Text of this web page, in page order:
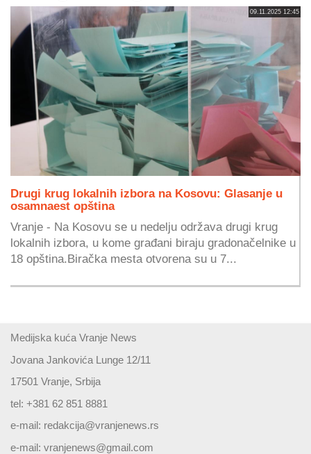
09.11.2025 12:45
Drugi krug lokalnih izbora na Kosovu: Glasanje u
osamnaest opština
Vranje - Na Kosovu se u nedelju održava drugi krug
lokalnih izbora, u kome građani biraju gradonačelnike u
18 opština.Biračka mesta otvorena su u 7...
Medijska kuća Vranje News
Jovana Jankovića Lunge 12/11
17501 Vranje, Srbija
tel: +381 62 851 8881
e-mail: redakcija@vranjenews.rs
e-mail: vranjenews@gmail.com